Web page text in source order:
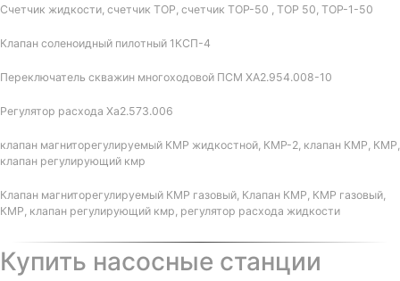
Счетчик жидкости, счетчик ТОР, счетчик ТОР-50 , ТОР 50, ТОР-1-50
Клапан соленоидный пилотный 1КСП-4
Переключатель скважин многоходовой ПСМ ХА2.954.008-10
Регулятор расхода Ха2.573.006
клапан магниторегулируемый КМР жидкостной, КМР-2, клапан КМР, КМР,
клапан регулирующий кмр
Клапан магниторегулируемый КМР газовый, Клапан КМР, КМР газовый,
КМР, клапан регулирующий кмр, регулятор расхода жидкости
Купить насосные станции